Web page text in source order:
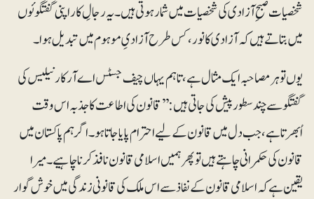
شخصیات صبحِ آزادی کی شخصیات میں شمار ہوتی ہیں۔ یہ رجالِ کار اپنی گفتگوئوں
میں بتاتے ہیں کہ آزادی کا نور، کس طرح آزادیِ موہوم میں تبدیل ہوا۔
یوں تو ہر مصاحبہ ایک مثال ہے، تاہم یہاں چیف جسٹس اے آر کارنیلیس کی
گفتگو سے چند سطور پیش کی جاتی ہیں:’’قانون کی اطاعت کا جذبہ اس وقت
اُبھرتا ہے، جب دل میں قانون کے لیے احترام پایا جاتا ہو۔ اگر ہم پاکستان میں
قانون کی حکمرانی چاہتے ہیں تو پھر ہمیں اسلامی قانون نافذ کرنا چاہیے۔ میرا
یقین ہے کہ اسلامی قانون کے نفاذ سے اس ملک کی قانونی زندگی میں خوش گوار